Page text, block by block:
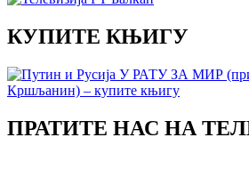
КУПИТЕ КЊИГУ
ПРАТИТЕ НАС НА